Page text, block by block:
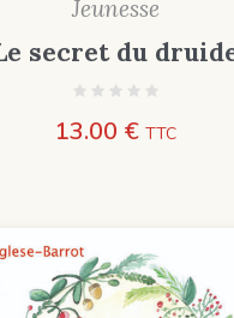
Jeunesse
secret du
13.00 € TTC